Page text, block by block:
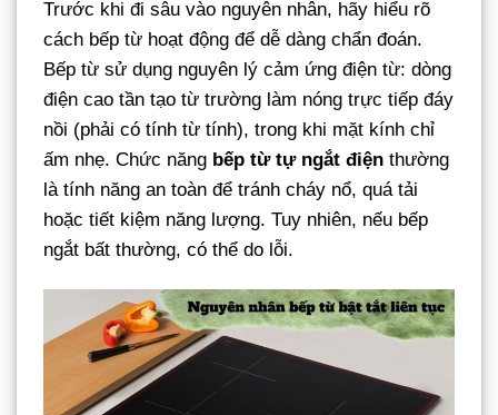
Trước khi đi sâu vào nguyên nhân, hãy hiểu rõ
cách bếp từ hoạt động để dễ dàng chẩn đoán.
Bếp từ sử dụng nguyên lý cảm ứng điện từ: dòng
điện cao tần tạo từ trường làm nóng trực tiếp đáy
nồi (phải có tính từ tính), trong khi mặt kính chỉ
ấm nhẹ. Chức năng bếp từ tự ngắt điện thường
là tính năng an toàn để tránh cháy nổ, quá tải
hoặc tiết kiệm năng lượng. Tuy nhiên, nếu bếp
ngắt bất thường, có thể do lỗi.